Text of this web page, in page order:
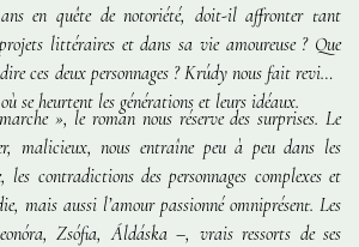
en quête de notoriété, doit-il affronter tant
projets littéraires et dans sa vie amoureuse ? Que
ces deux personnages ? Krúdy nous fait revivre
se heurtent les générations et leurs idéaux.
», le roman nous réserve des surprises. Le
malicieux, nous entraîne peu à peu dans les
les contradictions des personnages complexes et
mais aussi l’amour passionné omniprésent. Les
Zsófia, Áldáska –, vrais ressorts de ses